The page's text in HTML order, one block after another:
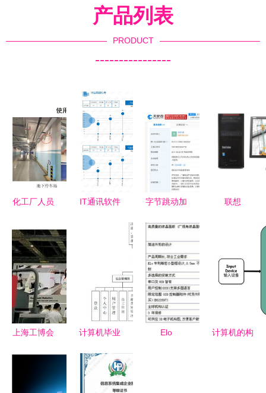
产品列表
PRODUCT
----------------
化工厂人员
设成本解析
计算机系统
集成服务视
角
IT通讯软件
字节跳动加
网增资至
8000万，
深化计算机
系统集成服
联想
效稳定的系
上海工博会
送料系统与
计算机毕业
图书馆书籍
推荐系统的
Elo
计算机的构